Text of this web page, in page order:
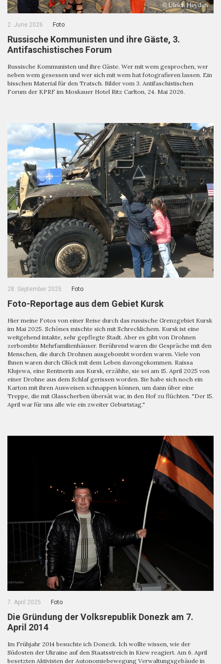
2. June 2026 Foto
Russische Kommunisten und ihre Gäste, 3.
Antifaschistisches Forum
Russische Kommunisten und ihre Gäste. Wer mit wem gesprochen, wer
neben wem gesessen und wer sich mit wem hat fotografieren lassen. Ein
bisschen Material für den Tratsch. Bilder vom 3. Antifaschistischen
Forum der KPRF im Moskauer Hotel Ritz Carlton, 24. Mai 2026.
28. September 2025 Foto
Foto-Reportage aus dem Gebiet Kursk
Hier meine Fotos von einer Reise durch das russische Grenzgebiet Kursk
im Mai 2025. Schönes mischte sich mit Schrecklichem. Kursk ist eine
weitgehend intakte, sehr gepflegte Stadt. Aber es gibt von Drohnen
zerbombte Mehrfamilienhäuser. Berührend waren die Gespräche mit den
Menschen, die durch Drohnen ausgebombt worden waren. Viele von
Ihnen waren durch Glück mit dem Leben davongekommen. Raissa
Klujewa, eine Rentnerin aus Kursk, erzählte, sie sei am 15. April 2025 von
einer Drohne aus dem Schlaf gerissen worden. Sie habe sich noch ein
Karton mit ihren Ausweisen schnappen können, um dann über eine
Treppe, die mit Glasscherben übersät war, in den Hof zu flüchten. "Der 15.
April war für uns alle wie ein zweiter Geburtstag."
7. April 2025 Foto
Die Gründung der Volksrepublik Donezk am 7.
April 2014
Im Frühjahr 2014 besuchte ich Donezk. Ich wollte wissen, wie der
Südosten der Ukraine auf den Staatsstreich in Kiew reagiert. Am 6. April
besetzten Aktivisten der Autonomiebewegung Verwaltungsgebäude in